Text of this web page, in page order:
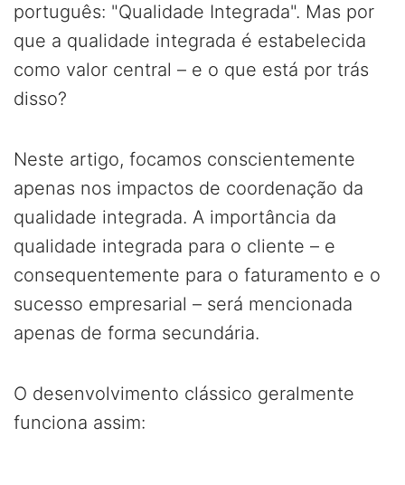
português: "Qualidade Integrada". Mas por
que a qualidade integrada é estabelecida
como valor central – e o que está por trás
disso?
Neste artigo, focamos conscientemente
apenas nos impactos de coordenação da
qualidade integrada. A importância da
qualidade integrada para o cliente – e
consequentemente para o faturamento e o
sucesso empresarial – será mencionada
apenas de forma secundária.
O desenvolvimento clássico geralmente
funciona assim: